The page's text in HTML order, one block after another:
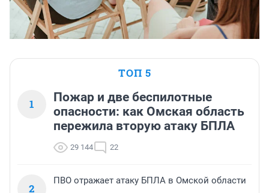
ТОП 5
1
Пожар и две беспилотные
опасности: как Омская область
пережила вторую атаку БПЛА
29 144 22
2
ПВО отражает атаку БПЛА в Омской области